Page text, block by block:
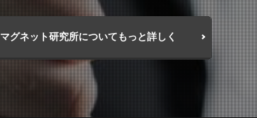
マグネット研究所についてもっと詳しく